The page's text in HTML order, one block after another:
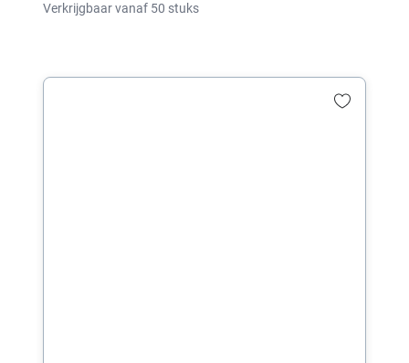
Verkrijgbaar vanaf 50 stuks